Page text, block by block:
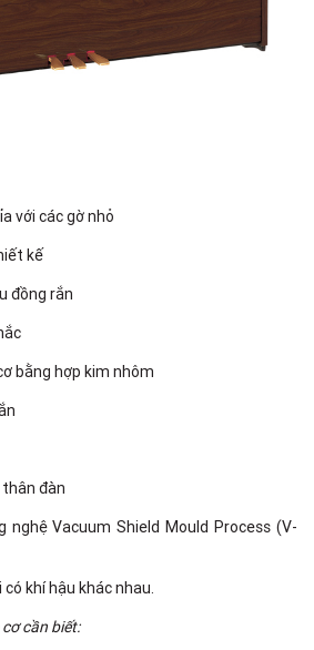
với các gờ nhỏ
kế
đồng rắn
bằng hợp kim nhôm
đàn
nghệ Vacuum Shield Mould Process (V-
khí hậu khác nhau.
cần biết: